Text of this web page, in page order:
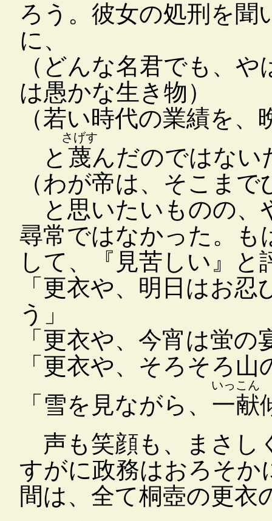
ろう。彼女の処刑を聞
に、
（どんな名君でも、
は愚かな生き物）
（若い時代の業績を
と 蔑
さげす
んだのではない
（わが帝は、そこま
と思いたいものの、
尋常ではなかった。も
して、『見苦しい』
「更衣や、明日はお
う」
「更衣や、今宵は蛍
「更衣や、そろそろ
「雪を見ながら、 一献
いっこん
声も笑顔も、まさし
すがに政務はおろそか
間は、全て桐壺の更